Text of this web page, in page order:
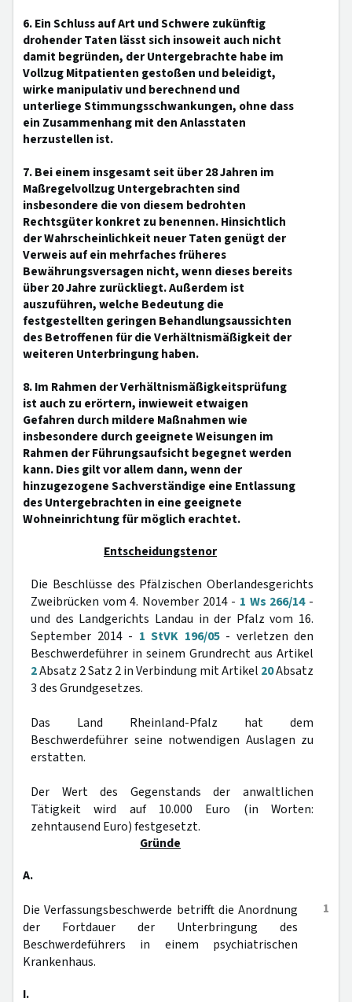
6. Ein Schluss auf Art und Schwere zukünftig
drohender Taten lässt sich insoweit auch nicht
damit begründen, der Untergebrachte habe im
Vollzug Mitpatienten gestoßen und beleidigt,
wirke manipulativ und berechnend und
unterliege Stimmungsschwankungen, ohne dass
ein Zusammenhang mit den Anlasstaten
herzustellen ist.
7. Bei einem insgesamt seit über 28 Jahren im
Maßregelvollzug Untergebrachten sind
insbesondere die von diesem bedrohten
Rechtsgüter konkret zu benennen. Hinsichtlich
der Wahrscheinlichkeit neuer Taten genügt der
Verweis auf ein mehrfaches früheres
Bewährungsversagen nicht, wenn dieses bereits
über 20 Jahre zurückliegt. Außerdem ist
auszuführen, welche Bedeutung die
festgestellten geringen Behandlungsaussichten
des Betroffenen für die Verhältnismäßigkeit der
weiteren Unterbringung haben.
8. Im Rahmen der Verhältnismäßigkeitsprüfung
ist auch zu erörtern, inwieweit etwaigen
Gefahren durch mildere Maßnahmen wie
insbesondere durch geeignete Weisungen im
Rahmen der Führungsaufsicht begegnet werden
kann. Dies gilt vor allem dann, wenn der
hinzugezogene Sachverständige eine Entlassung
des Untergebrachten in eine geeignete
Wohneinrichtung für möglich erachtet.
Entscheidungstenor
Die Beschlüsse des Pfälzischen Oberlandesgerichts
Zweibrücken vom 4. November 2014 - 1 Ws 266/14-
und des Landgerichts Landau in der Pfalz vom 16.
September 2014 - 1 StVK 196/05- verletzen den
Beschwerdeführer in seinem Grundrecht aus Artikel
2Absatz 2 Satz 2 in Verbindung mit Artikel 20Absatz
3 des Grundgesetzes.
Das Land Rheinland-Pfalz hat dem
Beschwerdeführer seine notwendigen Auslagen zu
erstatten.
Der Wert des Gegenstands der anwaltlichen
Tätigkeit wird auf 10.000 Euro (in Worten:
zehntausend Euro) festgesetzt.
Gründe
A.
1
Die Verfassungsbeschwerde betrifft die Anordnung
der Fortdauer der Unterbringung des
Beschwerdeführers in einem psychiatrischen
Krankenhaus.
I.